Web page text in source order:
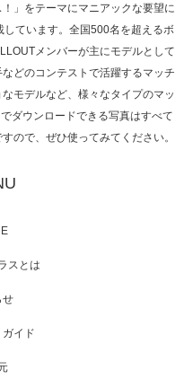
ス」舞台挨拶へマッスルプラ
「COOL JAPAN 」にてマッス
」をテーマにマニアックな要望に
ています。全国500名を超えるボ
メンバーが主にモデルとして
どのコンテストで活躍するマッチ
モデルなど、様々なタイプのマッ
ダウンロードできる写真はすべて
ので、ぜひ使ってみてください。
スとは
せ
イド